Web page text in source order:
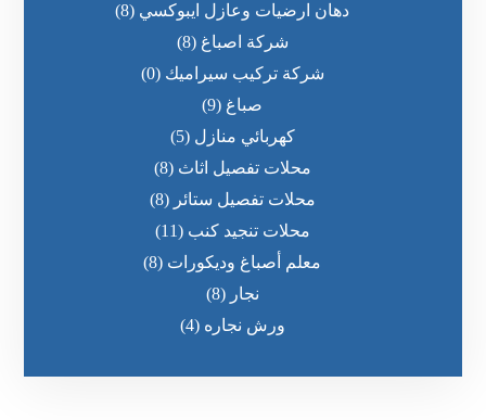
دهان ارضيات وعازل ايبوكسي (8)
شركة اصباغ (8)
شركة تركيب سيراميك (0)
صباغ (9)
كهربائي منازل (5)
محلات تفصيل اثاث (8)
محلات تفصيل ستائر (8)
محلات تنجيد كنب (11)
معلم أصباغ وديكورات (8)
نجار (8)
ورش نجاره (4)